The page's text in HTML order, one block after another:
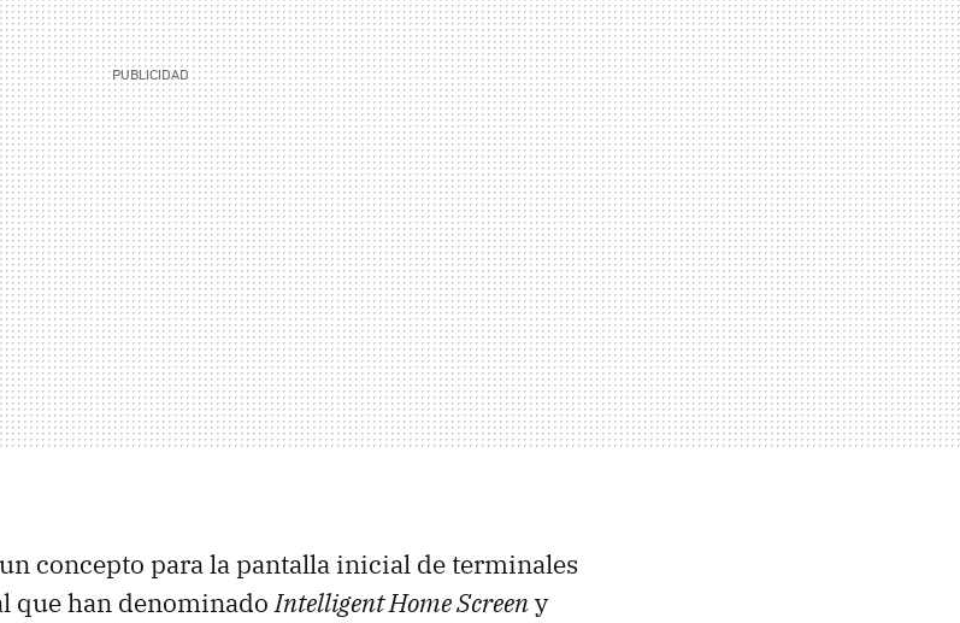
concepto para la pantalla inicial de terminales
que han denominadoIntelligent Home Screeny